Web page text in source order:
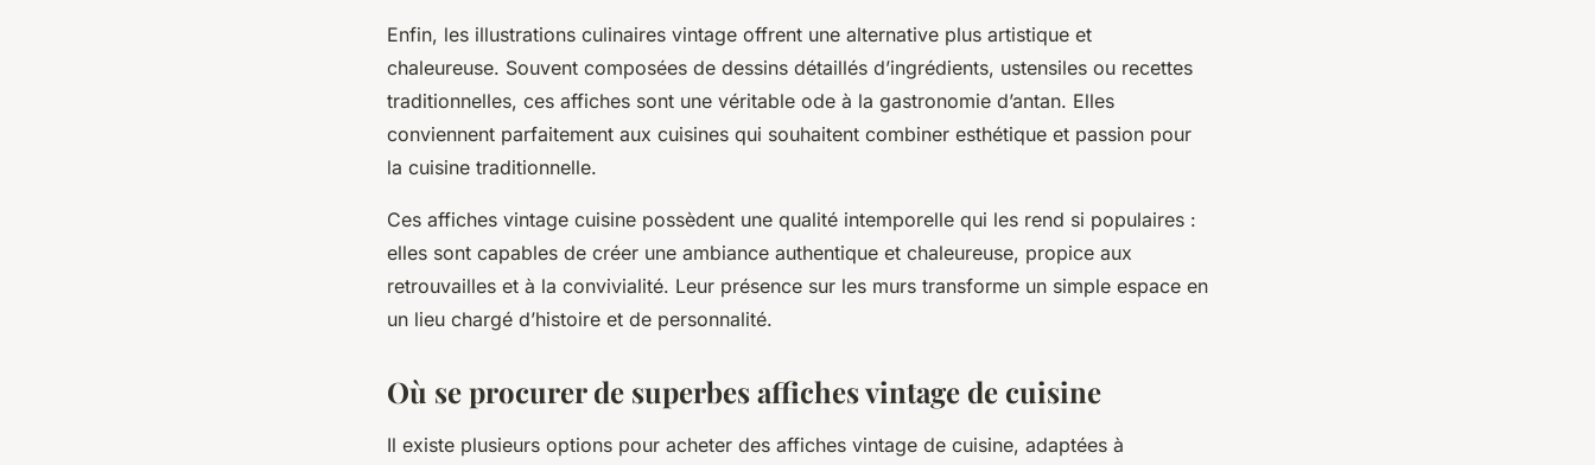
Enfin, les illustrations culinaires vintage offrent une alternative plus artistique et
chaleureuse. Souvent composées de dessins détaillés d’ingrédients, ustensiles ou recettes
traditionnelles, ces affiches sont une véritable ode à la gastronomie d’antan. Elles
conviennent parfaitement aux cuisines qui souhaitent combiner esthétique et passion pour
la cuisine traditionnelle.
Ces affiches vintage cuisine possèdent une qualité intemporelle qui les rend si populaires :
elles sont capables de créer une ambiance authentique et chaleureuse, propice aux
retrouvailles et à la convivialité. Leur présence sur les murs transforme un simple espace en
un lieu chargé d’histoire et de personnalité.
Où se procurer de superbes affiches vintage de cuisine
Il existe plusieurs options pour acheter des affiches vintage de cuisine, adaptées à